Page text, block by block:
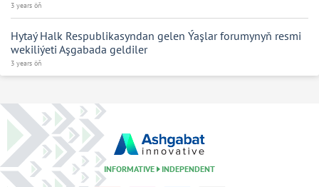
3 years öň
Hytaý Halk Respublikasyndan gelen Ýaşlar forumynyň resmi
wekiliýeti Aşgabada geldiler
3 years öň
INFORMATIVE INDEPENDENT